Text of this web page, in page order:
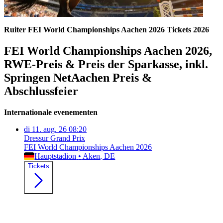
Ruiter FEI World Championships Aachen 2026 Tickets 2026
FEI World Championships Aachen 2026,
RWE-Preis & Preis der Sparkasse, inkl.
Springen NetAachen Preis &
Abschlussfeier
Internationale evenementen
di 11. aug. 26 08:20
Dressur Grand Prix
FEI World Championships Aachen 2026
Hauptstadion • Aken, DE
Tickets